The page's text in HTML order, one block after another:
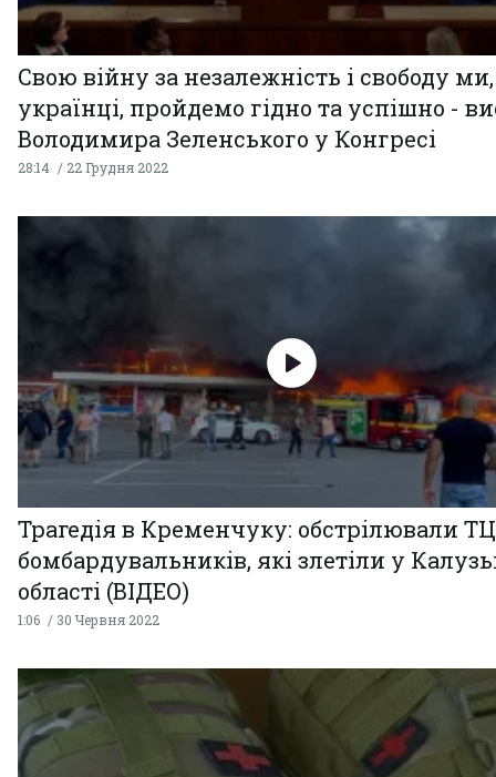
Свою війну за незалежність і свободу ми,
українці, пройдемо гідно та успішно -
Володимира Зеленського у Конгресі
28:14 22 Грудня 2022
Трагедія в Кременчуку: обстрілювали
бомбардувальників, які злетіли у
області (ВІДЕО)
1:06 30 Червня 2022